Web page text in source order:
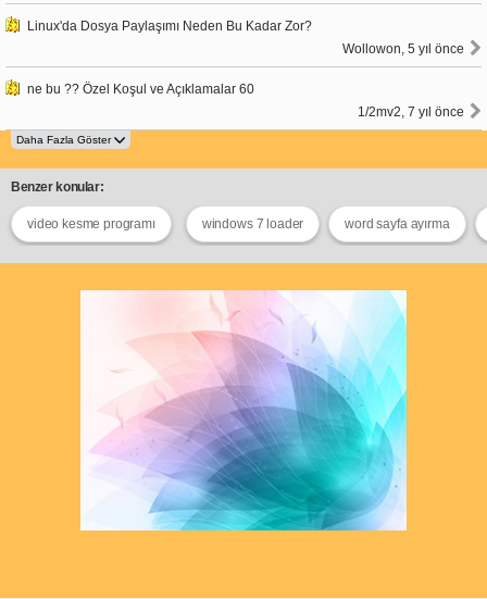
Linux'da Dosya Paylaşımı Neden Bu Kadar Zor?
Wollowon, 5 yıl önce
ne bu ?? Özel Koşul ve Açıklamalar 60
1/2mv2, 7 yıl önce
Benzer konular:
video kesme programı windows 7 loader word sayfa ayırma